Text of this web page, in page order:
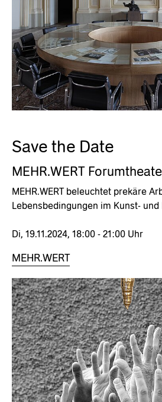
Save the Date
MEHR.WERT
MEHR.WERT beleuchtet prekäre
Lebensbedingungen im Kunst-
Di, 19.11.2024, 18:00 - 21:00 Uhr
MEHR.WERT